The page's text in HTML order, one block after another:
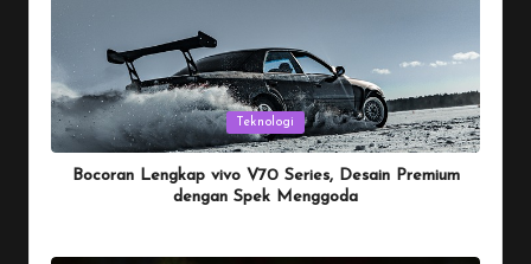
Posted
Teknologi
Bocoran Lengkap vivo V70 Series, Desain Premium
dengan Spek Menggoda